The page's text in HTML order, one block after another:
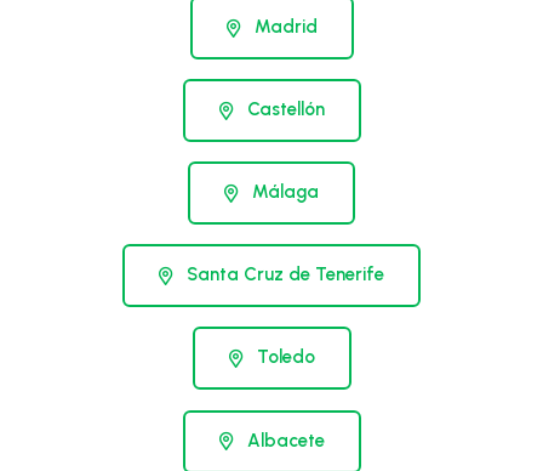
Madrid
Castellón
Málaga
Santa Cruz de Tenerife
Toledo
Albacete